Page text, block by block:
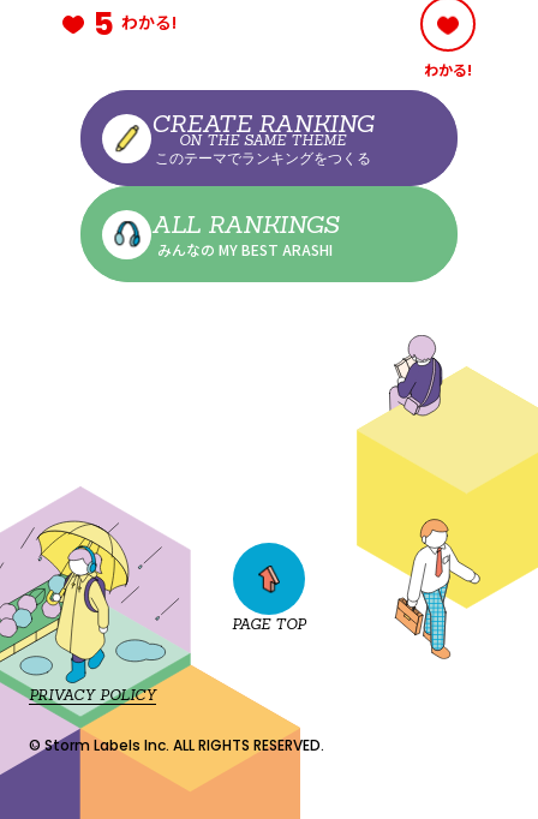
CLOSE
CLOSE
5 わかる!
わかる!
CREATE RANKING
ON THE SAME THEME
このテーマでランキングをつくる
ALL RANKINGS
みんなの MY BEST ARASHI
PRIVACY POLICY
© Storm Labels Inc. ALL RIGHTS RESERVED.
PAGE TOP